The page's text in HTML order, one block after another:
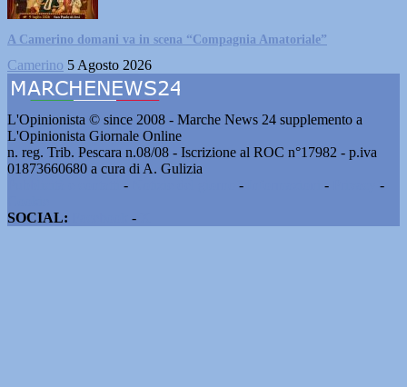
A Camerino domani va in scena “Compagnia Amatoriale”
Camerino 5 Agosto 2026
L'Opinionista © since 2008 - Marche News 24 supplemento a
L'Opinionista Giornale Online
n. reg. Trib. Pescara n.08/08 - Iscrizione al ROC n°17982 - p.iva
01873660680 a cura di A. Gulizia
- - -
-
SOCIAL:
-